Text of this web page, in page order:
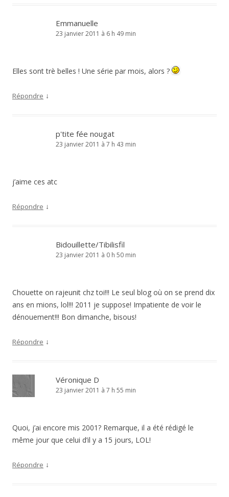
Emmanuelle
23 janvier 2011 à 6 h 49 min
Elles sont trè belles ! Une série par mois, alors ?
Répondre ↓
p'tite fée nougat
23 janvier 2011 à 7 h 43 min
j’aime ces atc
Répondre ↓
Bidouillette/Tibilisfil
23 janvier 2011 à 0 h 50 min
Chouette on rajeunit chz toi!!! Le seul blog où on se prend dix
ans en mions, lol!!! 2011 je suppose! Impatiente de voir le
dénouement!!! Bon dimanche, bisous!
Répondre ↓
Véronique D
23 janvier 2011 à 7 h 55 min
Quoi, j’ai encore mis 2001? Remarque, il a été rédigé le
même jour que celui d’il y a 15 jours, LOL!
Répondre ↓